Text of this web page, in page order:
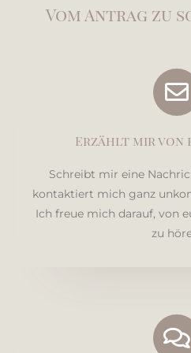
Vom Antrag zu
Erzählt mir von
Schreibt mir eine
kontaktiert mich ganz
Ich freue mich darauf, von
zu